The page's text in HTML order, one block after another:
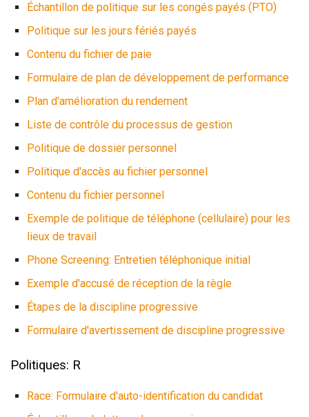
Échantillon de politique sur les congés payés (PTO)
Politique sur les jours fériés payés
Contenu du fichier de paie
Formulaire de plan de développement de performance
Plan d'amélioration du rendement
Liste de contrôle du processus de gestion
Politique de dossier personnel
Politique d'accès au fichier personnel
Contenu du fichier personnel
Exemple de politique de téléphone (cellulaire) pour les
lieux de travail
Phone Screening: Entretien téléphonique initial
Exemple d'accusé de réception de la règle
Étapes de la discipline progressive
Formulaire d'avertissement de discipline progressive
Politiques: R
Race: Formulaire d'auto-identification du candidat